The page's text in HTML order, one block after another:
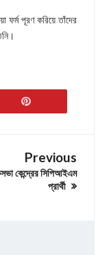
ফর্ম পূরণ করিয়ে তাঁদের
Previous
কেন্দ্রের সিপিআইএম
প্রার্থী